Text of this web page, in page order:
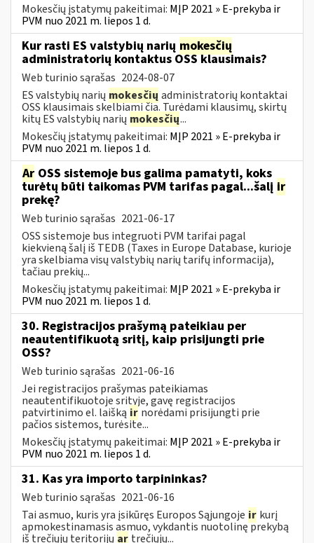
Mokesčių įstatymų pakeitimai: MĮP 2021 » E-prekyba ir
PVM nuo 2021 m. liepos 1 d.
Kur rasti ES valstybių narių mokesčių
administratorių kontaktus OSS klausimais?
Web turinio sąrašas 2024-08-07
ES valstybių narių mokesčių administratorių kontaktai
OSS klausimais skelbiami čia. Turėdami klausimų, skirtų
kitų ES valstybių narių mokesčių...
Mokesčių įstatymų pakeitimai: MĮP 2021 » E-prekyba ir
PVM nuo 2021 m. liepos 1 d.
Ar OSS sistemoje bus galima pamatyti, koks
turėtų būti taikomas PVM tarifas pagal...šalį ir
prekę?
Web turinio sąrašas 2021-06-17
OSS sistemoje bus integruoti PVM tarifai pagal
kiekvieną šalį iš TEDB (Taxes in Europe Database, kurioje
yra skelbiama visų valstybių narių tarifų informacija),
tačiau prekių...
Mokesčių įstatymų pakeitimai: MĮP 2021 » E-prekyba ir
PVM nuo 2021 m. liepos 1 d.
30. Registracijos prašymą pateikiau per
neautentifikuotą sritį, kaip prisijungti prie
OSS?
Web turinio sąrašas 2021-06-16
Jei registracijos prašymas pateikiamas
neautentifikuotoje srityje, gavę registracijos
patvirtinimo el. laišką ir norėdami prisijungti prie
pačios sistemos, turėsite...
Mokesčių įstatymų pakeitimai: MĮP 2021 » E-prekyba ir
PVM nuo 2021 m. liepos 1 d.
31. Kas yra importo tarpininkas?
Web turinio sąrašas 2021-06-16
Tai asmuo, kuris yra įsikūręs Europos Sąjungoje ir kurį
apmokestinamasis asmuo, vykdantis nuotolinę prekybą
iš trečiųjų teritorijų ar trečiųjų...